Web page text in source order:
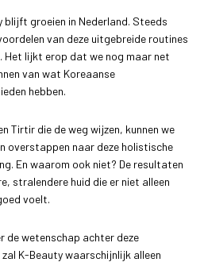
groeien in Nederland. Steeds
van deze uitgebreide routines
Het lijkt erop dat we nog maar net
van wat Koreaanse
hebben.
Tirtir die de weg wijzen, kunnen we
overstappen naar deze holistische
En waarom ook niet? De resultaten
stralendere huid die er niet alleen
voelt.
de wetenschap achter deze
K-Beauty waarschijnlijk alleen